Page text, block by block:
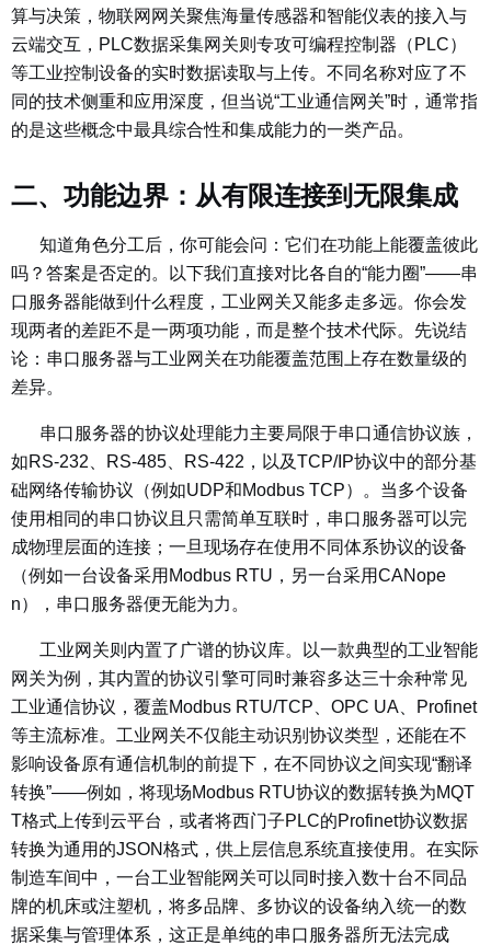
算与决策，物联网网关聚焦海量传感器和智能仪表的接入与
云端交互，PLC数据采集网关则专攻可编程控制器（PLC）
等工业控制设备的实时数据读取与上传。不同名称对应了不
同的技术侧重和应用深度，但当说“工业通信网关”时，通常指
的是这些概念中最具综合性和集成能力的一类产品。
二、功能边界：从有限连接到无限集成
知道角色分工后，你可能会问：它们在功能上能覆盖彼此
吗？答案是否定的。以下我们直接对比各自的“能力圈”——串
口服务器能做到什么程度，工业网关又能多走多远。你会发
现两者的差距不是一两项功能，而是整个技术代际。先说结
论： 串口服务器与工业网关在功能覆盖范围上存在数量级的
差异。
串口服务器的协议处理能力主要局限于串口通信协议族，
如RS-232、RS-485、RS-422，以及TCP/IP协议中的部分基
础网络传输协议（例如UDP和Modbus TCP）。当多个设备
使用相同的串口协议且只需简单互联时，串口服务器可以完
成物理层面的连接；一旦现场存在使用不同体系协议的设备
（例如一台设备采用Modbus RTU，另一台采用CANope
n），串口服务器便无能为力。
工业网关则内置了广谱的协议库。以一款典型的工业智能
网关为例，其内置的协议引擎可同时兼容多达三十余种常见
工业通信协议，覆盖Modbus RTU/TCP、OPC UA、Profinet
等主流标准。工业网关不仅能主动识别协议类型，还能在不
影响设备原有通信机制的前提下，在不同协议之间实现“翻译
转换”——例如，将现场Modbus RTU协议的数据转换为MQT
T格式上传到云平台，或者将西门子PLC的Profinet协议数据
转换为通用的JSON格式，供上层信息系统直接使用。在实际
制造车间中，一台工业智能网关可以同时接入数十台不同品
牌的机床或注塑机，将多品牌、多协议的设备纳入统一的数
据采集与管理体系，这正是单纯的串口服务器所无法完成